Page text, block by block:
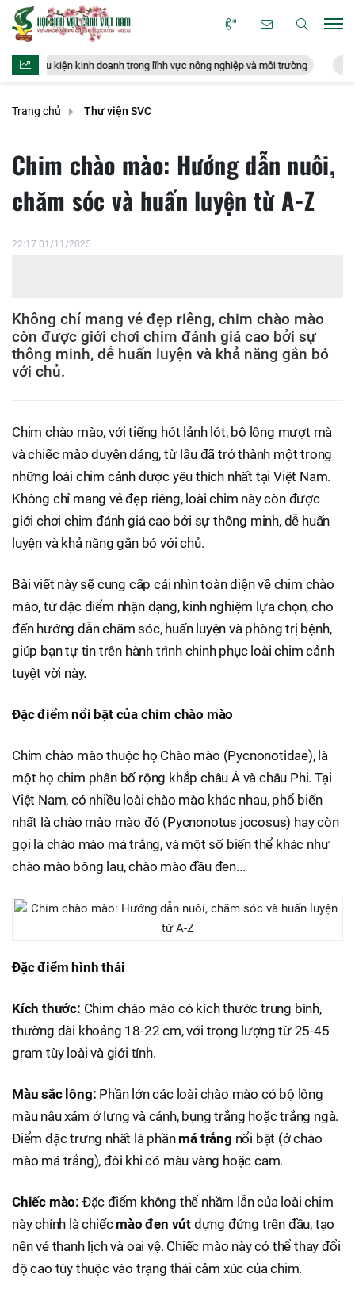
doanh trong lĩnh vực nông nghiệp và môi trường Doanh nghiệp
Trang chủ Thư viện SVC
Chim chào mào: Hướng dẫn nuôi,
chăm sóc và huấn luyện từ A-Z
22:17 01/11/2025
Không chỉ mang vẻ đẹp riêng, chim chào mào
còn được giới chơi chim đánh giá cao bởi sự
thông minh, dễ huấn luyện và khả năng gắn bó
với chủ.
Chim chào mào, với tiếng hót lảnh lót, bộ lông mượt mà
và chiếc mào duyên dáng, từ lâu đã trở thành một trong
những loài chim cảnh được yêu thích nhất tại Việt Nam.
Không chỉ mang vẻ đẹp riêng, loài chim này còn được
giới chơi chim đánh giá cao bởi sự thông minh, dễ huấn
luyện và khả năng gắn bó với chủ.
Bài viết này sẽ cung cấp cái nhìn toàn diện về chim chào
mào, từ đặc điểm nhận dạng, kinh nghiệm lựa chọn, cho
đến hướng dẫn chăm sóc, huấn luyện và phòng trị bệnh,
giúp bạn tự tin trên hành trình chinh phục loài chim cảnh
tuyệt vời này.
Đặc điểm nổi bật của chim chào mào
Chim chào mào thuộc họ Chào mào (Pycnonotidae), là
một họ chim phân bố rộng khắp châu Á và châu Phi. Tại
Việt Nam, có nhiều loài chào mào khác nhau, phổ biến
nhất là chào mào mào đỏ (Pycnonotus jocosus) hay còn
gọi là chào mào má trắng, và một số biến thể khác như
chào mào bông lau, chào mào đầu đen...
Đặc điểm hình thái
Kích thước: Chim chào mào có kích thước trung bình,
thường dài khoảng 18-22 cm, với trọng lượng từ 25-45
gram tùy loài và giới tính.
Màu sắc lông: Phần lớn các loài chào mào có bộ lông
màu nâu xám ở lưng và cánh, bụng trắng hoặc trắng ngà.
Điểm đặc trưng nhất là phần má trắng nổi bật (ở chào
mào má trắng), đôi khi có màu vàng hoặc cam.
Chiếc mào: Đặc điểm không thể nhầm lẫn của loài chim
này chính là chiếc mào đen vút dựng đứng trên đầu, tạo
nên vẻ thanh lịch và oai vệ. Chiếc mào này có thể thay đổi
độ cao tùy thuộc vào trạng thái cảm xúc của chim.